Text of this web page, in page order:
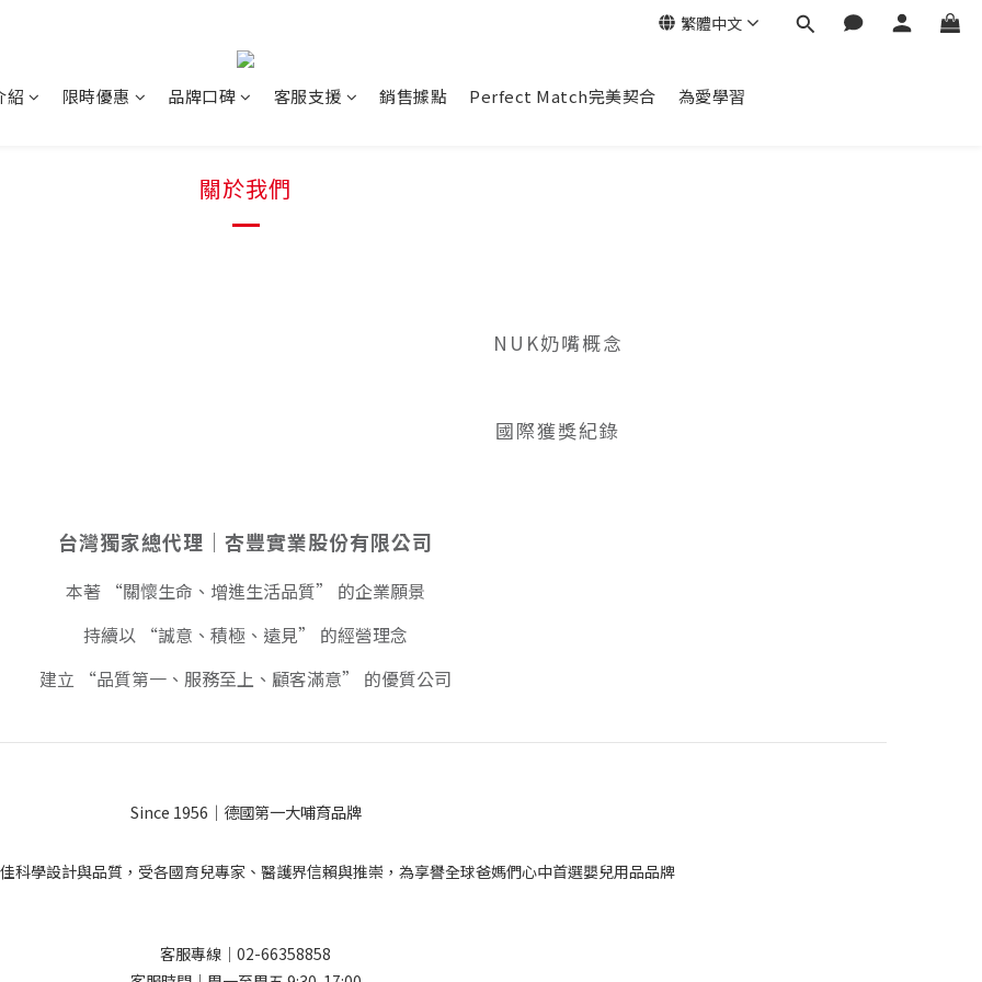
繁體中文
紹 限時優惠 品牌口碑 客服支援 銷售據點 Perfect Match完美契合 為愛學習
關於我們
NUK奶嘴概念
國際獲獎紀錄
台灣獨家總代理｜杏豐實業股份有限公司
本著 “關懷生命、增進生活品質” 的企業願景
持續以 “誠意、積極、遠見” 的經營理念
建立 “品質第一、服務至上、顧客滿意” 的優質公司
Since 1956｜德國第一大哺育品牌
科學設計與品質，受各國育兒專家、醫護界信賴與推崇，為享譽全球爸媽們心中首選嬰兒用品品牌
客服專線｜02-66358858